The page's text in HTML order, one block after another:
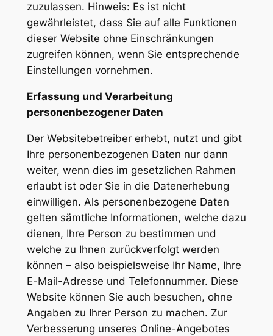
zuzulassen. Hinweis: Es ist nicht
gewährleistet, dass Sie auf alle Funktionen
dieser Website ohne Einschränkungen
zugreifen können, wenn Sie entsprechende
Einstellungen vornehmen.
Erfassung und Verarbeitung
personenbezogener Daten
Der Websitebetreiber erhebt, nutzt und gibt
Ihre personenbezogenen Daten nur dann
weiter, wenn dies im gesetzlichen Rahmen
erlaubt ist oder Sie in die Datenerhebung
einwilligen. Als personenbezogene Daten
gelten sämtliche Informationen, welche dazu
dienen, Ihre Person zu bestimmen und
welche zu Ihnen zurückverfolgt werden
können – also beispielsweise Ihr Name, Ihre
E-Mail-Adresse und Telefonnummer. Diese
Website können Sie auch besuchen, ohne
Angaben zu Ihrer Person zu machen. Zur
Verbesserung unseres Online-Angebotes